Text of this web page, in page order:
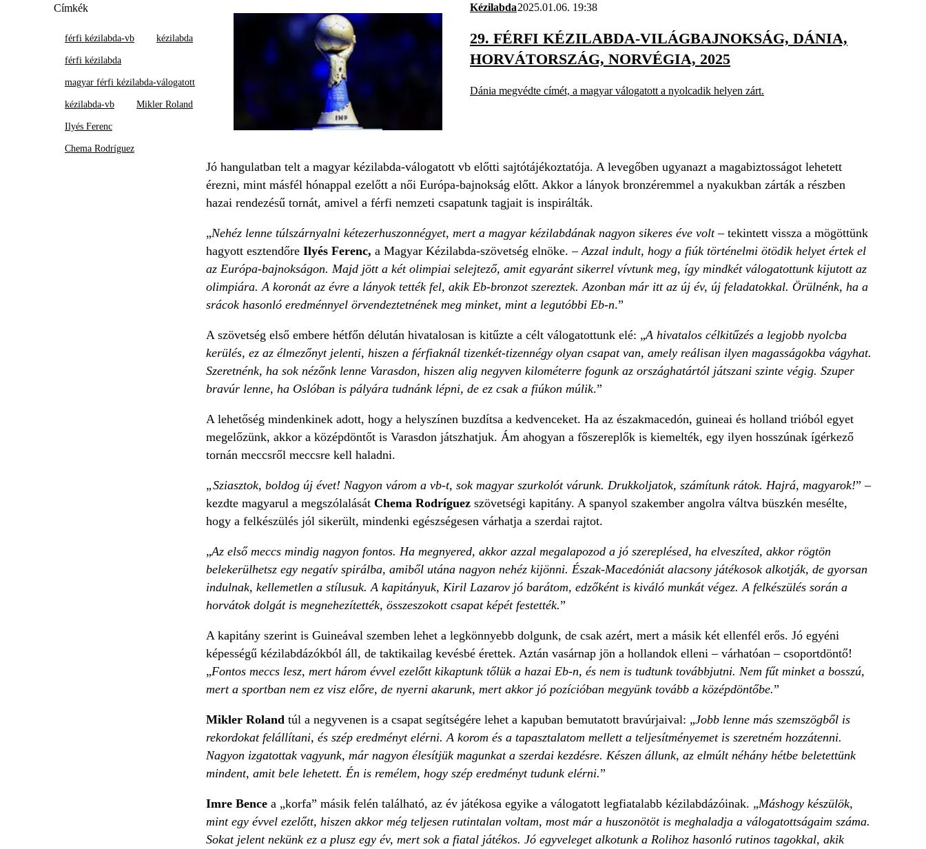
Címkék
férfi kézilabda-vb kézilabda
férfi kézilabda
magyar férfi kézilabda-válogatott
kézilabda-vb Mikler Roland
Ilyés Ferenc
Chema Rodríguez
Kézilabda2025.01.06. 19:38
29. FÉRFI KÉZILABDA-VILÁGBAJNOKSÁG, DÁNIA,
HORVÁTORSZÁG, NORVÉGIA, 2025
Dánia megvédte címét, a magyar válogatott a nyolcadik helyen zárt.
Jó hangulatban telt a magyar kézilabda-válogatott vb előtti sajtótájékoztatója. A levegőben ugyanazt a magabiztosságot lehetett
érezni, mint másfél hónappal ezelőtt a női Európa-bajnokság előtt. Akkor a lányok bronzéremmel a nyakukban zárták a részben
hazai rendezésű tornát, amivel a férfi nemzeti csapatunk tagjait is inspirálták.
„Nehéz lenne túlszárnyalni kétezerhuszonnégyet, mert a magyar kézilabdának nagyon sikeres éve volt– tekintett vissza a mögöttünk
hagyott esztendőre Ilyés Ferenc, a Magyar Kézilabda-szövetség elnöke. –Azzal indult, hogy a fiúk történelmi ötödik helyet értek el
az Európa-bajnokságon. Majd jött a két olimpiai selejtező, amit egyaránt sikerrel vívtunk meg, így mindkét válogatottunk kijutott az
olimpiára. A koronát az évre a lányok tették fel, akik Eb-bronzot szereztek. Azonban már itt az új év, új feladatokkal. Örülnénk, ha a
srácok hasonló eredménnyel örvendeztetnének meg minket, mint a legutóbbi Eb-n.”
A szövetség első embere hétfőn délután hivatalosan is kitűzte a célt válogatottunk elé: „A hivatalos célkitűzés a legjobb nyolcba
kerülés, ez az élmezőnyt jelenti, hiszen a férfiaknál tizenkét-tizennégy olyan csapat van, amely reálisan ilyen magasságokba vágyhat.
Szeretnénk, ha sok nézőnk lenne Varasdon, hiszen alig negyven kilométerre fogunk az országhatártól játszani szinte végig. Szuper
bravúr lenne, ha Oslóban is pályára tudnánk lépni, de ez csak a fiúkon múlik.”
A lehetőség mindenkinek adott, hogy a helyszínen buzdítsa a kedvenceket. Ha az északmacedón, guineai és holland trióból egyet
megelőzünk, akkor a középdöntőt is Varasdon játszhatjuk. Ám ahogyan a főszereplők is kiemelték, egy ilyen hosszúnak ígérkező
tornán meccsről meccsre kell haladni.
„Sziasztok, boldog új évet! Nagyon várom a vb-t, sok magyar szurkolót várunk. Drukkoljatok, számítunk rátok. Hajrá, magyarok!” –
kezdte magyarul a megszólalását Chema Rodríguez szövetségi kapitány. A spanyol szakember angolra váltva büszkén mesélte,
hogy a felkészülés jól sikerült, mindenki egészségesen várhatja a szerdai rajtot.
„Az első meccs mindig nagyon fontos. Ha megnyered, akkor azzal megalapozod a jó szereplésed, ha elveszíted, akkor rögtön
belekerülhetsz egy negatív spirálba, amiből utána nagyon nehéz kijönni. Észak-Macedóniát alacsony játékosok alkotják, de gyorsan
indulnak, kellemetlen a stílusuk. A kapitányuk, Kiril Lazarov jó barátom, edzőként is kiváló munkát végez. A felkészülés során a
horvátok dolgát is megnehezítették, összeszokott csapat képét festették.”
A kapitány szerint is Guineával szemben lehet a legkönnyebb dolgunk, de csak azért, mert a másik két ellenfél erős. Jó egyéni
képességű kézilabdázókból áll, de taktikailag kevésbé érettek. Aztán vasárnap jön a hollandok elleni – várhatóan – csoportdöntő!
„Fontos meccs lesz, mert három évvel ezelőtt kikaptunk tőlük a hazai Eb-n, és nem is tudtunk továbbjutni. Nem fűt minket a bosszú,
mert a sportban nem ez visz előre, de nyerni akarunk, mert akkor jó pozícióban megyünk tovább a középdöntőbe.”
Mikler Roland túl a negyvenen is a csapat segítségére lehet a kapuban bemutatott bravúrjaival: „Jobb lenne más szemszögből is
rekordokat felállítani, és szép eredményt elérni. A korom és a tapasztalatom mellett a teljesítményemet is szeretném hozzátenni.
Nagyon izgatottak vagyunk, már nagyon élesítjük magunkat a szerdai kezdésre. Készen állunk, az elmúlt néhány hétbe beletettünk
mindent, amit bele lehetett. Én is remélem, hogy szép eredményt tudunk elérni.”
Imre Bence a „korfa” másik felén található, az év játékosa egyike a válogatott legfiatalabb kézilabdázóinak. „Máshogy készülök,
mint egy évvel ezelőtt, hiszen akkor még teljesen rutintalan voltam, most már a huszonötöt is meghaladja a válogatottságaim száma.
Sokat jelent nekünk ez a plusz egy év, mert sok a fiatal játékos. Jó egyveleget alkotunk a Rolihoz hasonló rutinos tagokkal, akik